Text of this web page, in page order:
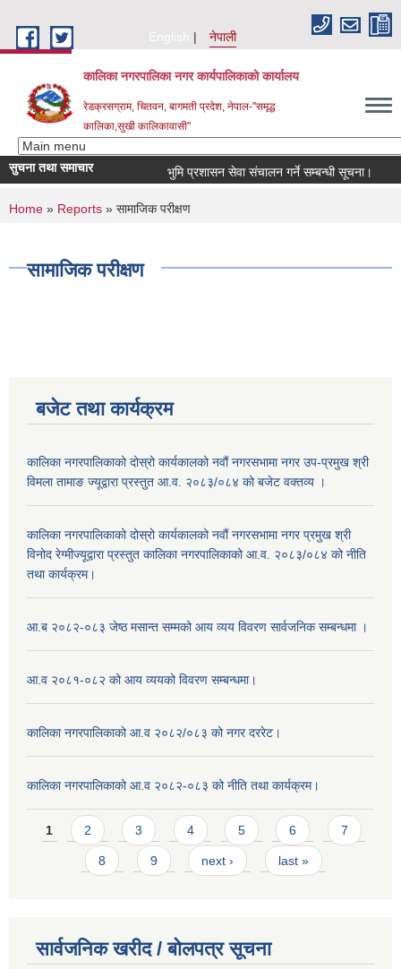
English
नेपाली
कालिका नगरपालिका नगर कार्यपालिकाकाे कार्यालय
रेडक्रसग्राम, चितवन, बागमती प्रदेश, नेपाल-"समृद्ध
कालिका,सुखी कालिकावासी"
सुचना तथा समाचार भुमि प्रशासन सेवा संचालन गर्ने सम्बन्धी सूचना।
You are here
Home » Reports » सामाजिक परीक्षण
सामाजिक परीक्षण
बजेट तथा कार्यक्रम
कालिका नगरपालिकाको दोस्रो कार्यकालको नवौं नगरसभामा नगर उप-प्रमुख श्री
विमला तामाङ ज्यूद्वारा प्रस्तुत आ.व. २०८३/०८४ को बजेट वक्तव्य ।
कालिका नगरपालिकाको दोस्रो कार्यकालको नवौं नगरसभामा नगर प्रमुख श्री
विनोद रेग्मीज्यूद्वारा प्रस्तुत कालिका नगरपालिकाको आ.व. २०८३/०८४ को नीति
तथा कार्यक्रम।
आ.ब २०८२-०८३ जेष्ठ मसान्त सम्मको आय व्यय विवरण सार्वजनिक सम्बन्धमा ।
आ.व २०८१-०८२ को आय व्ययको विवरण सम्बन्धमा।
कालिका नगरपालिकाको आ.व २०८२/०८३ को नगर दररेट।
कालिका नगरपालिकाको आ.व २०८२-०८३ को नीति तथा कार्यक्रम।
Pages
1 2 3 4 5 6 7
8 9 next › last »
सार्वजनिक खरीद / बाेलपत्र सूचना